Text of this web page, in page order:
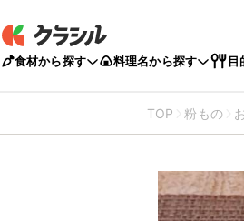
食材から探す 料理名から探す 目
TOP 粉もの